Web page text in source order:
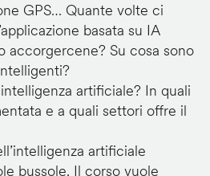
GPS… Quante volte ci
basata su IA
accorgercene? Su cosa sono
artificiale? In quali
e a quali settori offre il
artificiale
bussole. Il corso vuole